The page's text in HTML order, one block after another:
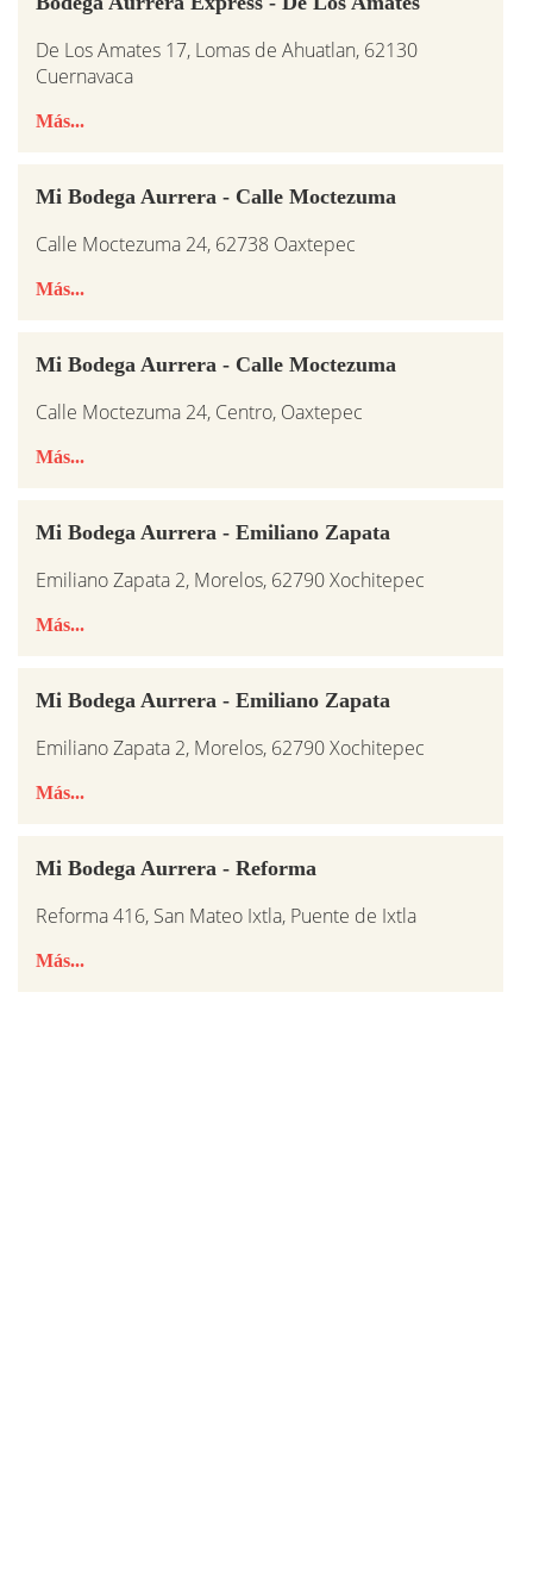
De Los Amates 17, Lomas de Ahuatlan, 62130
Cuernavaca
Más...
Mi Bodega Aurrera - Calle Moctezuma
Calle Moctezuma 24, 62738 Oaxtepec
Más...
Mi Bodega Aurrera - Calle Moctezuma
Calle Moctezuma 24, Centro, Oaxtepec
Más...
Mi Bodega Aurrera - Emiliano Zapata
Emiliano Zapata 2, Morelos, 62790 Xochitepec
Más...
Mi Bodega Aurrera - Emiliano Zapata
Emiliano Zapata 2, Morelos, 62790 Xochitepec
Más...
Mi Bodega Aurrera - Reforma
Reforma 416, San Mateo Ixtla, Puente de Ixtla
Más...